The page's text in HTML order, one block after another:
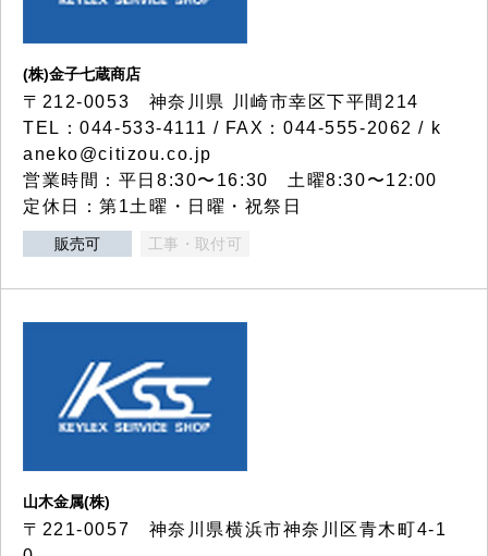
(株)金子七蔵商店
〒212-0053 神奈川県 川崎市幸区下平間214
TEL：044-533-4111 / FAX：044-555-2062 / k
aneko@citizou.co.jp
営業時間：平日8:30〜16:30 土曜8:30〜12:00
定休日：第1土曜・日曜・祝祭日
販売可 工事・取付可
山木金属(株)
〒221-0057 神奈川県横浜市神奈川区青木町4-1